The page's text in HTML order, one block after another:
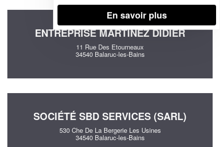
ENTREPRISE MARTINEZ DIDIER
11 Rue Des Etourneaux
34540 Balaruc-les-Bains
SOCIÉTÉ SBD SERVICES (SARL)
530 Che De La Bergerie Les Usines
34540 Balaruc-les-Bains
En savoir plus